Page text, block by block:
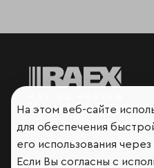
Мир сквозь призму
На этом веб-сайте
для обеспечения
его использования
Если Вы согласны с